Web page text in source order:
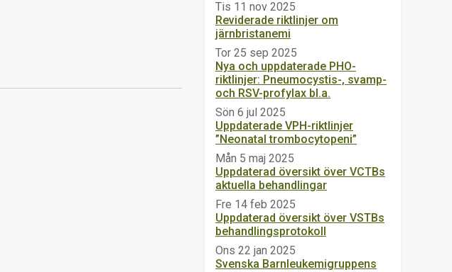
Tis 11 nov 2025
Reviderade riktlinjer om
järnbristanemi
Tor 25 sep 2025
Nya och uppdaterade PHO-
riktlinjer: Pneumocystis-, svamp-
och RSV-profylax bl.a.
Sön 6 jul 2025
Uppdaterade VPH-riktlinjer
”Neonatal trombocytopeni”
Mån 5 maj 2025
Uppdaterad översikt över VCTBs
aktuella behandlingar
Fre 14 feb 2025
Uppdaterad översikt över VSTBs
behandlingsprotokoll
Ons 22 jan 2025
Svenska Barnleukemigruppens